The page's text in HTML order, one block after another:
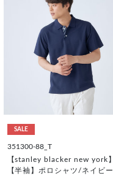
SALE
351300-88_T
【stanley blacker new york】
【半袖】ポロシャツ/ネイビー